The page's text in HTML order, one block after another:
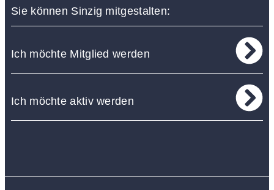
Sie können Sinzig mitgestalten:
Ich möchte Mitglied werden
Ich möchte aktiv werden